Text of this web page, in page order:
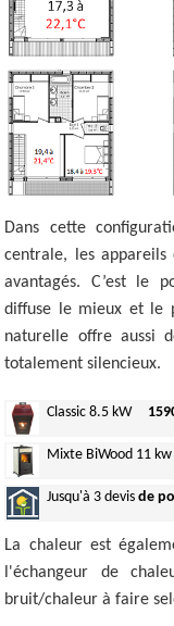
Dans cette
centrale, les
avantagés. C’est le
diffuse le mieux et le
naturelle offre aussi
totalement silencieux.
Classic8.5 kW
Mixte BiWood 11 kw
Jusqu'à 3 devis de
La chaleur est
l'échangeur de
bruit/chaleur à faire